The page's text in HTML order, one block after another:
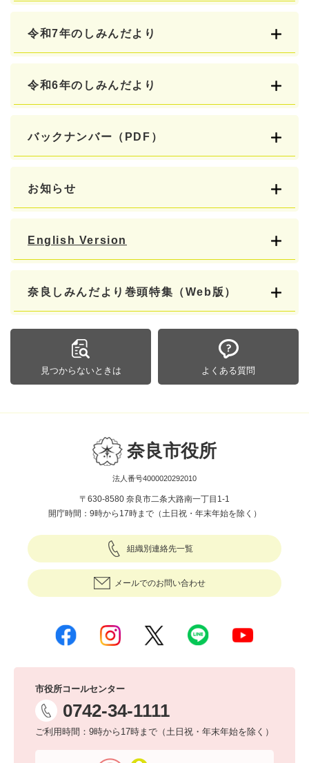
令和7年のしみんだより
令和6年のしみんだより
バックナンバー（PDF）
お知らせ
English Version
奈良しみんだより巻頭特集（Web版）
見つからないときは よくある質問
奈良市役所
法人番号4000020292010
〒630-8580 奈良市二条大路南一丁目1-1
開庁時間：9時から17時まで（土日祝・年末年始を除く）
組織別連絡先一覧
メールでのお問い合わせ
市役所コールセンター
0742-34-1111
ご利用時間：9時から17時まで（土日祝・年末年始を除く）